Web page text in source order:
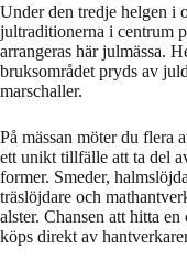
Under den tredje helgen i
jultraditionerna i centrum
arrangeras här julmässa.
bruksområdet pryds av
marschaller.
På mässan möter du flera
ett unikt tillfälle att ta del
former. Smeder,
träslöjdare och
alster. Chansen att hitta
köps direkt av